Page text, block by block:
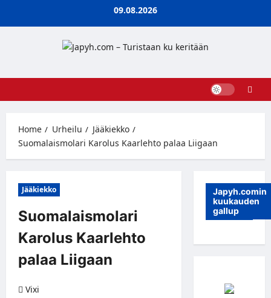
09.08.2026
Home Urheilu
Jääkiekko
Suomalaismolari Karolus Kaarlehto palaa Liigaan
Jääkiekko
Suomalaismolari
Karolus Kaarlehto
palaa Liigaan
Vixi
Japyh.comin
kuukauden
gallup